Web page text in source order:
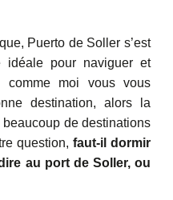
Puerto de Soller s’est
pour naviguer et
moi vous vous
destination, alors la
de destinations
question, faut-il dormir
au port de Soller, ou